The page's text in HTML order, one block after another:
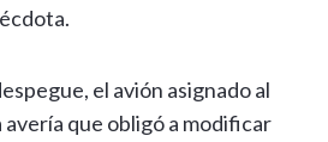
el avión asignado al
que obligó a modificar